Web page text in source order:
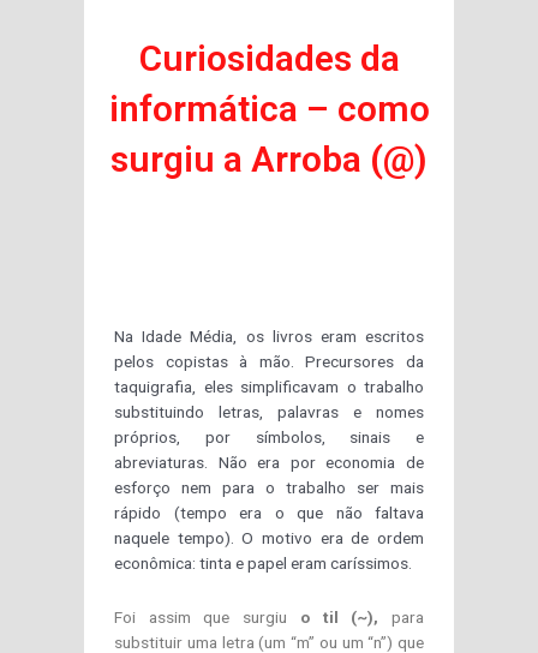
Curiosidades da
informática – como
surgiu a Arroba (@)
Na Idade Média, os livros eram escritos
pelos copistas à mão. Precursores da
taquigrafia, eles simplificavam o trabalho
substituindo letras, palavras e nomes
próprios, por símbolos, sinais e
abreviaturas. Não era por economia de
esforço nem para o trabalho ser mais
rápido (tempo era o que não faltava
naquele tempo). O motivo era de ordem
econômica: tinta e papel eram caríssimos.
Foi assim que surgiu o til (~), para
substituir uma letra (um “m” ou um “n”) que